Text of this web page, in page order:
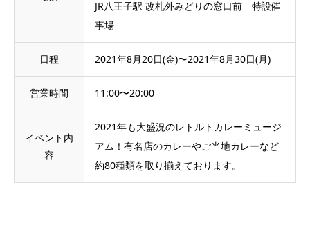
JR八王子駅 改札外みどりの窓口前 特設催
事場
日程 2021年8月20日(金)〜2021年8月30日(月)
営業時間 11:00〜20:00
イベント内
容
2021年も大盛況のレトルトカレーミュージ
アム！有名店のカレーやご当地カレーなど
約80種類を取り揃えております。